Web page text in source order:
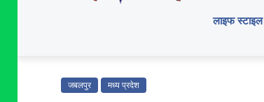
main
लाइफ स्टाइल
जबलपुर मध्य प्रदेश